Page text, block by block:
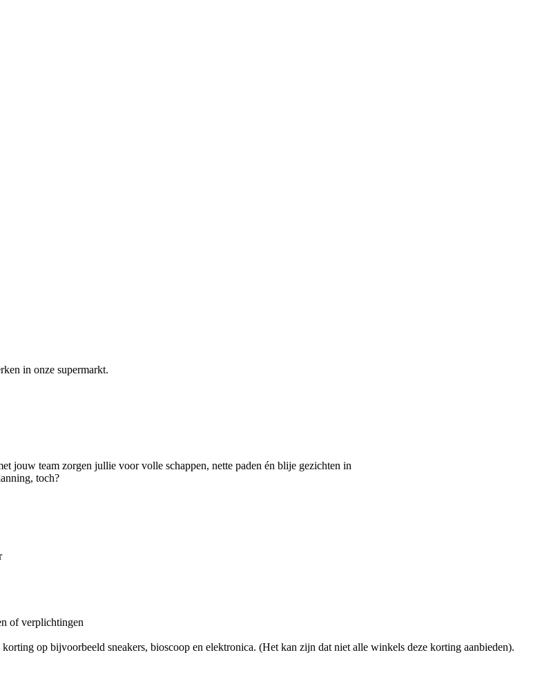
in onze supermarkt.
jouw team zorgen jullie voor volle schappen, nette paden én blije gezichten in
toch?
of verplichtingen
op bijvoorbeeld sneakers, bioscoop en elektronica. (Het kan zijn dat niet alle winkels deze korting aanbieden).